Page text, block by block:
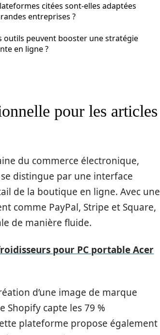
citées sont-elles adaptées
entreprises ?
outils peuvent booster une stratégie
en ligne ?
pour les articles
du commerce électronique,
distingue par une interface
de la boutique en ligne. Avec une
comme PayPal, Stripe et Square,
de manière fluide.
pour PC portable Acer
d’une image de marque
Shopify capte les 79 %
plateforme propose également